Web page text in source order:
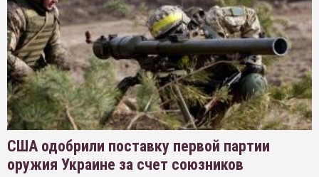
США одобрили поставку первой партии
оружия Украине за счет союзников